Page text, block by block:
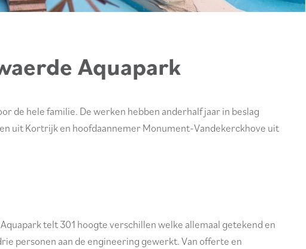
Aquapark
de hele familie. De werken hebben anderhalf jaar in beslag
uit Kortrijk en hoofdaannemer Monument-Vandekerckhove uit
telt 301 hoogte verschillen welke allemaal getekend en
personen aan de engineering gewerkt. Van offerte en